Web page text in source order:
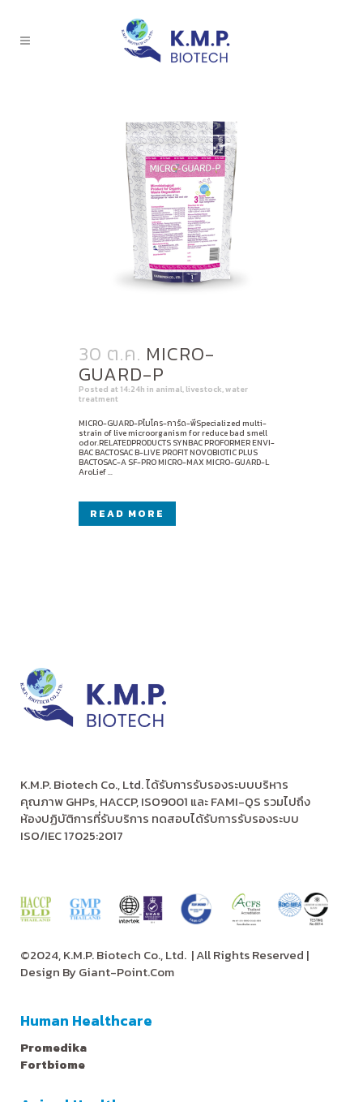
30 ต.ค. MICRO-
GUARD-P
Posted at 14:24h in animal, livestock,water
treatment
MICRO-GUARD-Pไมโคร-การ์ด-พีSpecialized multi-
strain of live microorganism for reduce bad smell
odor.RELATEDPRODUCTS SYNBAC PROFORMER ENVI-
BAC BACTOSAC B-LIVE PROFIT NOVOBIOTIC PLUS
BACTOSAC-A SF-PRO MICRO-MAX MICRO-GUARD-L
AroLief ...
READ MORE
K.M.P. Biotech Co., Ltd. ได้รับการรับรองระบบบริหาร
คุณภาพ GHPs, HACCP, ISO9001 และ FAMI-QS รวมไปถึง
ห้องปฏิบัติการที่รับบริการ ทดสอบได้รับการรับรองระบบ
ISO/IEC 17025:2017
©2024, K.M.P. Biotech Co., Ltd. | All Rights Reserved |
Design ByGiant-Point.Com
Human Healthcare
Promedika
Fortbiome